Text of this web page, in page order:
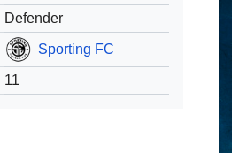
Defender
Sporting FC
11